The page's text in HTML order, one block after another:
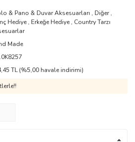
& Pano & Duvar Aksesuarları , Diğer,
Hediye , Erkeğe Hediye , Country Tarzı
Made
TL (%5,00 havale indirimi)